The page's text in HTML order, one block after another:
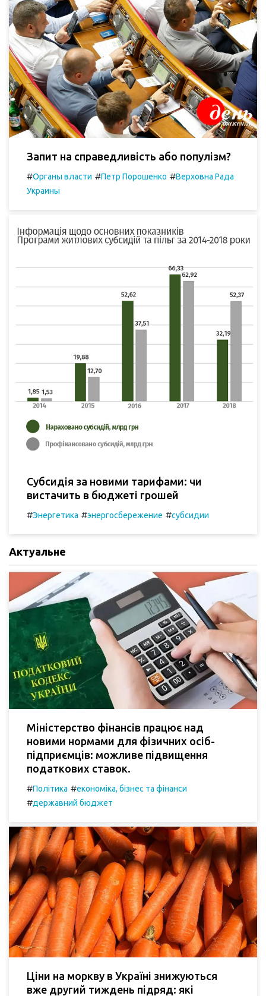
Запит на справедливість або популізм?
#Органы власти #Петр Порошенко #Верховна Рада
Украины
Субсидія за новими тарифами: чи
вистачить в бюджеті грошей
#Энергетика #энергосбережение #субсидии
Актуальне
Міністерство фінансів працює над
новими нормами для фізичних осіб-
підприємців: можливе підвищення
податкових ставок.
#Політика #економіка, бізнес та фінанси
#державний бюджет
Ціни на моркву в Україні знижуються
вже другий тиждень підряд: які